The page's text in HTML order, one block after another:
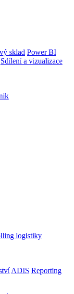
sklad Power BI
Sdílení a vizualizace
logistiky
ADIS Reporting